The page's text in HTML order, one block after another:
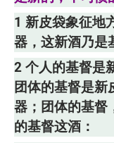
1 新皮袋象征地
器，这新酒乃是
2 个人的基督是
团体的基督是新
器；团体的基督
的基督这酒：